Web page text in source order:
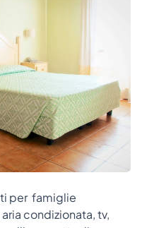
per famiglie
condizionata, tv,